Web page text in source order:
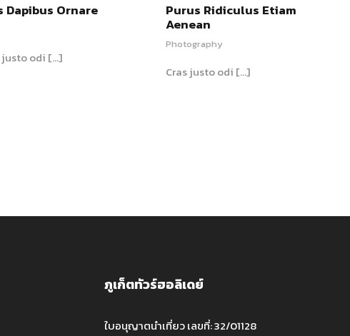
Dapibus Ornare
justo odi […]
Purus Ridiculus Etiam
Aenean
Photography
Cras justo odi […]
ภูเก็ตทัวร์ฮอลิเดย์
ใบอนุญาตนำเที่ยว เลขที่: 32/01128